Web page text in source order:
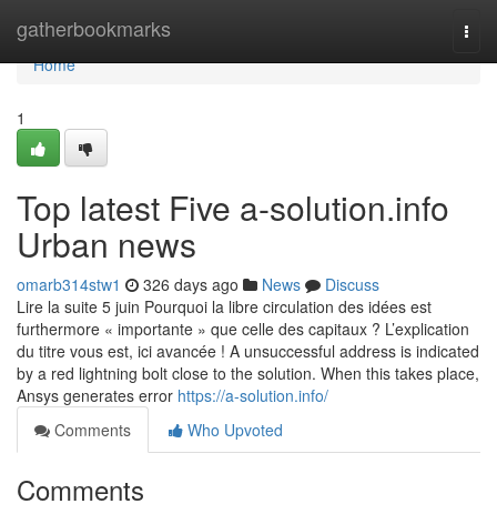
gatherbookmarks
Home
Home
1
Top latest Five a-solution.info
Urban news
omarb314stw1 326 days ago News
Discuss
Lire la suite 5 juin Pourquoi la libre circulation des idées est
furthermore « importante » que celle des capitaux ? L’explication
du titre vous est, ici avancée ! A unsuccessful address is indicated
by a red lightning bolt close to the solution. When this takes place,
Ansys generates error https://a-solution.info/
Comments
Who Upvoted
Comments